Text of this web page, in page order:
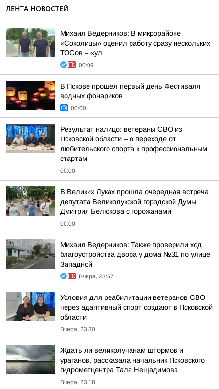
ЛЕНТА НОВОСТЕЙ
Михаил Ведерников: В микрорайоне
«Соколицы» оценил работу сразу нескольких
ТОСов – «ул
00:09
В Пскове прошёл первый день Фестиваля
водных фонариков
00:00
Результат налицо: ветераны СВО из
Псковской области – о переходе от
любительского спорта к профессиональным
стартам
00:00
В Великих Луках прошла очередная встреча
депутата Великолукской городской Думы
Дмитрия Белюкова с горожанами
00:00
Михаил Ведерников: Также проверили ход
благоустройства двора у дома №31 по улице
Западной
Вчера, 23:57
Условия для реабилитации ветеранов СВО
через адаптивный спорт создают в Псковской
области
Вчера, 23:30
Ждать ли великолучанам штормов и
ураганов, рассказала начальник Псковского
гидрометцентра Тала Нещадимова
Вчера, 23:18